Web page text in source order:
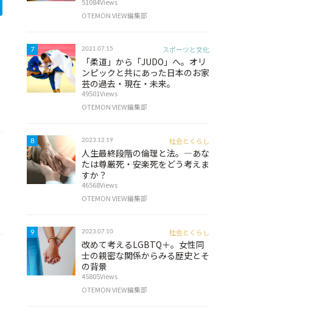
OTEMON VIEW編集部
7 2021.07.15 スポーツと文化
「柔道」から「JUDO」へ。オリ
ンピックと共にあった日本のお家
芸の過去・現在・未来。
49501Views
OTEMON VIEW編集部
8 2023.12.19 社会とくらし
人生最終段階の倫理と法。―あな
たは尊厳死・安楽死をどう考えま
すか？
46568Views
OTEMON VIEW編集部
9 2023.07.10 社会とくらし
改めて考えるLGBTQ＋。女性同
士の親密な関係からみる歴史とそ
の背景
45805Views
OTEMON VIEW編集部